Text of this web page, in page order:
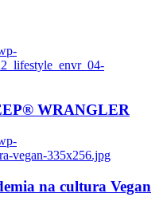
WRANGLER
vegan-335x256.jpg
na cultura Vegan